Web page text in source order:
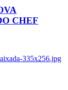
CHEF
335x256.jpg